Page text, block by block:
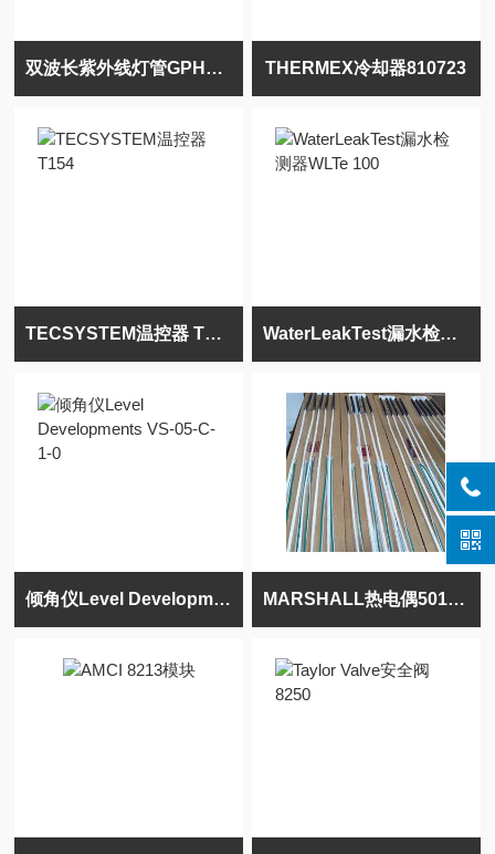
双波长紫外线灯管GPH287T5VH/4 Ultra THERMEX冷却器810723
TECSYSTEM温控器 T154 WaterLeakTest漏水检测器WLTe 100
倾角仪Level Developments VS-05-C-1-0 MARSHALL热电偶501-T-8-55-GW-R